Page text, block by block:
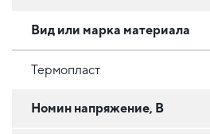
Вид или марка материала
Термопласт
Номин напряжение, В